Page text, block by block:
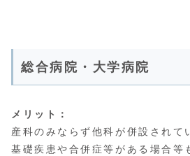
総合病院・大学病院
メリット：
産科のみならず他科が併設されて
基礎疾患や合併症等がある場合等